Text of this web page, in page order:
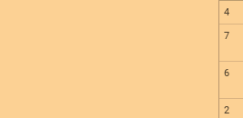
4
7
6
2